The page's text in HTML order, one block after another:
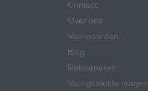
Contact
Over ons
Voorwaarden
Blog
Retourneren
Veel gestelde vragen